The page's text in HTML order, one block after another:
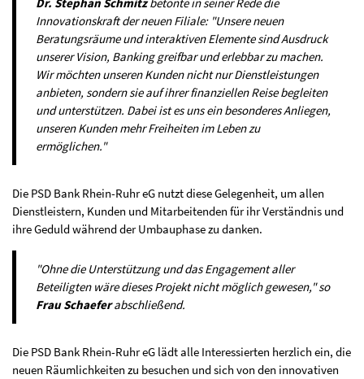
Innovationskraft der neuen Filiale: "Unsere neuen
Beratungsräume und interaktiven Elemente sind Ausdruck
unserer Vision, Banking greifbar und erlebbar zu machen.
Wir möchten unseren Kunden nicht nur Dienstleistungen
anbieten, sondern sie auf ihrer finanziellen Reise begleiten
und unterstützen. Dabei ist es uns ein besonderes Anliegen,
unseren Kunden mehr Freiheiten im Leben zu
ermöglichen."
Die PSD Bank Rhein-Ruhr eG nutzt diese Gelegenheit, um allen
Dienstleistern, Kunden und Mitarbeitenden für ihr Verständnis und
ihre Geduld während der Umbauphase zu danken.
"Ohne die Unterstützung und das Engagement aller
Beteiligten wäre dieses Projekt nicht möglich gewesen," so
Frau Schaeferabschließend.
Die PSD Bank Rhein-Ruhr eG lädt alle Interessierten herzlich ein, die
neuen Räumlichkeiten zu besuchen und sich von den innovativen